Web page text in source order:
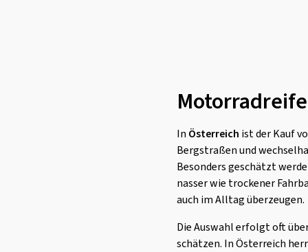
In Österreich ist der Kauf
Bergstraßen und
Besonders geschätzt
nasser wie trockener
auch im Alltag überzeugen.
Die Auswahl erfolgt oft
schätzen. In Österreich